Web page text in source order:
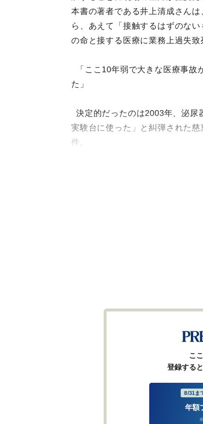
本書の著者である井上清成さん
ら、あえて「接触するはずのな
の命と接する医療に業務上過失致
「ここ10年弱で大きな医療事
た」
決定的だったのは2003年、泌尿
実験台に使った」と糾弾された
件。
こ
登録する
8/31ま
年額